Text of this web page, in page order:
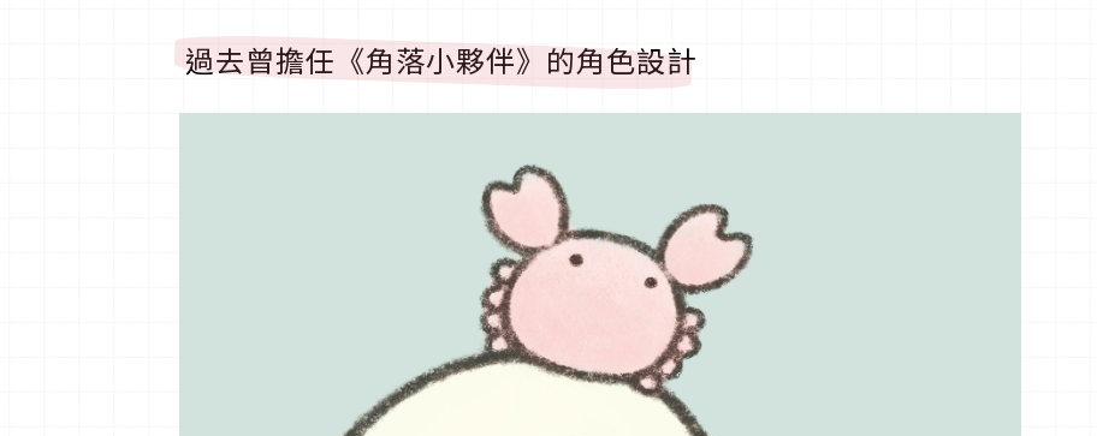
過去曾擔任《角落小夥伴》的角色設計